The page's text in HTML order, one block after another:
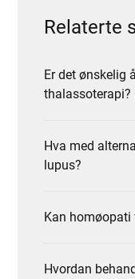
Relaterte
Er det ønskelig
thalassoterapi?
Hva med
lupus?
Kan homøopati
Hvordan